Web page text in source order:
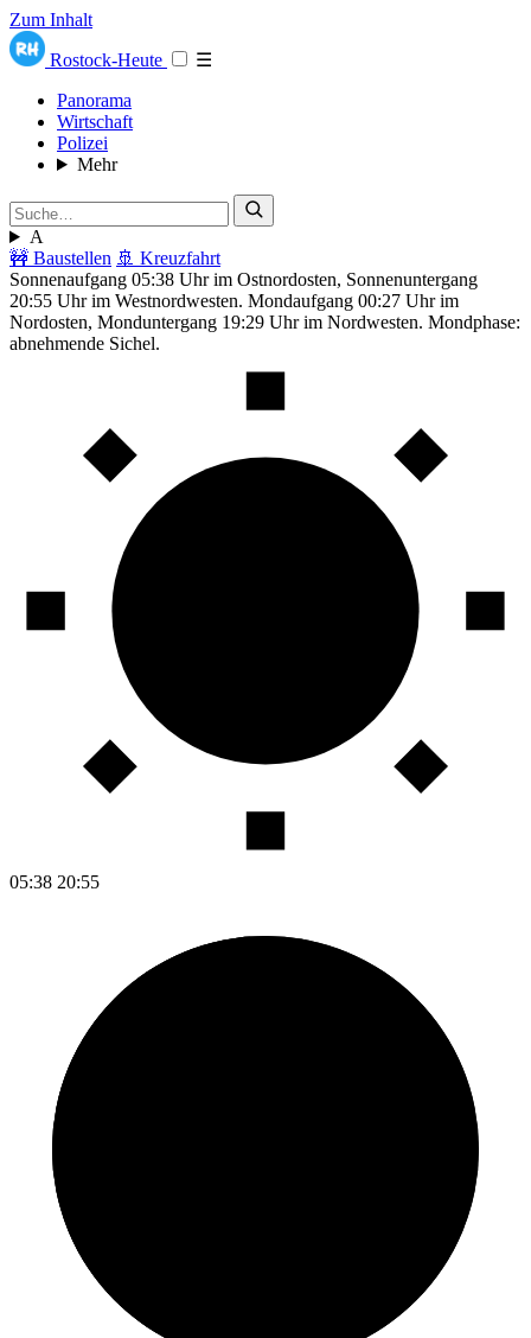
Zum Inhalt
Rostock-Heute
☰
Panorama
Wirtschaft
Polizei
Mehr
A
🚧 Baustellen 🚢 Kreuzfahrt
Sonnenaufgang 05:38 Uhr im Ostnordosten, Sonnenuntergang
20:55 Uhr im Westnordwesten. Mondaufgang 00:27 Uhr im
Nordosten, Monduntergang 19:29 Uhr im Nordwesten. Mondphase:
abnehmende Sichel.
05:38 20:55